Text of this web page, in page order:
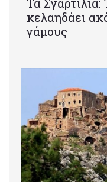
Τα
κελαηδάει
γάμους